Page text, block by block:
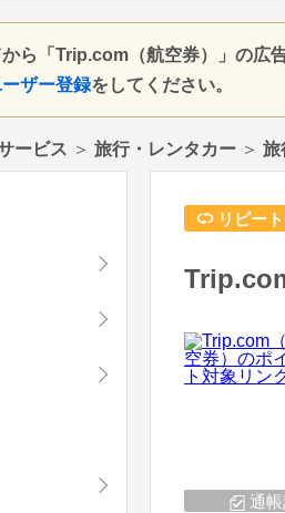
から「Trip.com（航空券）」の広
ザー登録をしてください。
ービス ＞ 旅行・レンタカー ＞ 旅
リピー
通